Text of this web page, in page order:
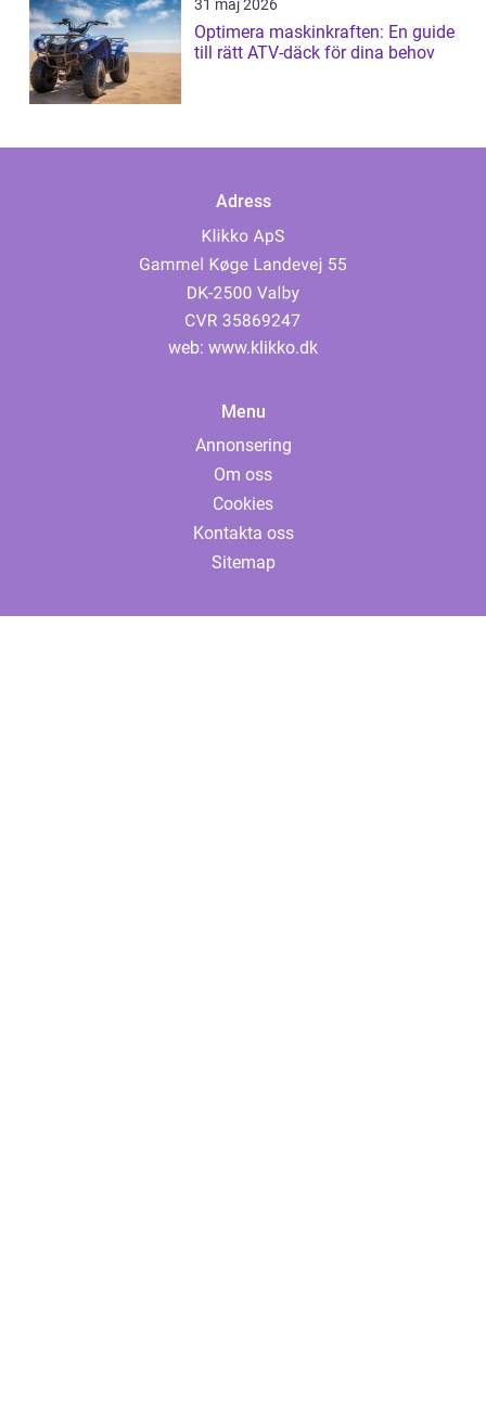
31 maj 2026
Optimera maskinkraften: En guide
till rätt ATV-däck för dina behov
Adress
web: www.klikko.dk
Menu
Annonsering
Om oss
Cookies
Kontakta oss
Sitemap